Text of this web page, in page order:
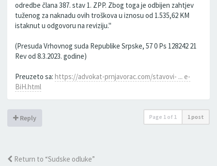
odredbe člana 387. stav 1. ZPP. Zbog toga je odbijen zahtjev
tuženog za naknadu ovih troškova u iznosu od 1.535,62 KM
istaknut u odgovoru na reviziju."
(Presuda Vrhovnog suda Republike Srpske, 57 0 Ps 128242 21
Rev od 8.3.2023. godine)
Preuzeto sa: https://advokat-prnjavorac.com/stavovi- ... e-
BiH.html
Reply Page 1 of 1 1 post
Return to “Sudske odluke”